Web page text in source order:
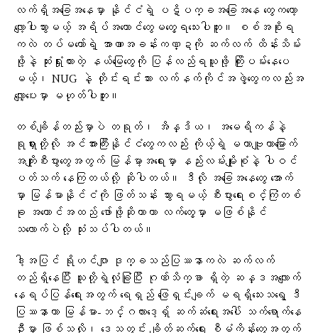
လက်ရှိအခြေအနေမှာ နိုင်ငံရဲ့ ပဋိပက္ခအခြေအနေ တွေကတော့
လျော့ပါးသွားမယ့် အရိပ်အယောင်တွေမတွေ့ရသေးပါဘူး။ စစ်အစိုးရ
ကလဲ တပ်မတော်ရဲ့ အာဏာအခန်းကဏ္ဍကို ဆက်လက် ထိန်းသိမ်း
ဖို့နဲ့ ဆုံးရှုံးထားတဲ့ နယ်မြေတွေကို ပြန်လည်ရယူဖို့ ကြိုးပမ်းနေ‌ပေ
မယ့်၊ NUG နဲ့ တိုင်းရင်းသား လက်နက်ကိုင်အဖွဲ့​တွေကလည်းအ
လျှော့ပေးမှာ မဟုတ်ပါဘူး။
တစ်ချိန်တည်းမှာပဲ တရုတ်၊ အိန္ဒိယ၊ အမေရိကန်နဲ့
ရုရှားတို့လို အင်အားကြီးနိုင်ငံတွေကလည်း ကိုယ့်ရဲ့ မဟာဗျူဟာမြောက်
အကျိုးစီးပွားတွေအတွက် မြန်မာ့အရေးမှာ နည်းလမ်းမျိုးစုံနဲ့ ပါဝင်
ပတ်သက် နေကြတယ်လို့ ဆိုပါတယ်။ ဒီလို အခြေအနေတွေ အောက်
မှာ မြန်မာနိုင်ငံကို ဖြတ်သန်း သွားရမယ့် စီးပွားရေးစင်္ကြံတစ်
ခု အကောင်အထည် ဖော်ဖို့ဆိုတာဟာ လက်တွေ့မှာ မဖြစ်နိုင်
သလောက်ပဲလို့ သုံးသပ်ပါတယ်။
ဒါ့အပြင် ရိုဟင်ဂျာ ဒုက္ခသည်ပြဿနာကလဲ ဆက်လက်
တည်ရှိနေပြီး သူတို့ရဲ့လုံခြုံပြီး ဂုဏ်သိက္ခာ ရှိတဲ့ ဆန္ဒအလျောက်
နေရပ်ပြန်ရေးအတွက် ရေရှည် ဖြေရှင်းချက် မရရှိသေးသရွေ့ ဒီ
ပြဿနာဟာ မြန်မာ-ဘင်္ဂလားဒေ့ရှ် ဆက်ဆံရေးအပေါ် သက်ရောက်နေ